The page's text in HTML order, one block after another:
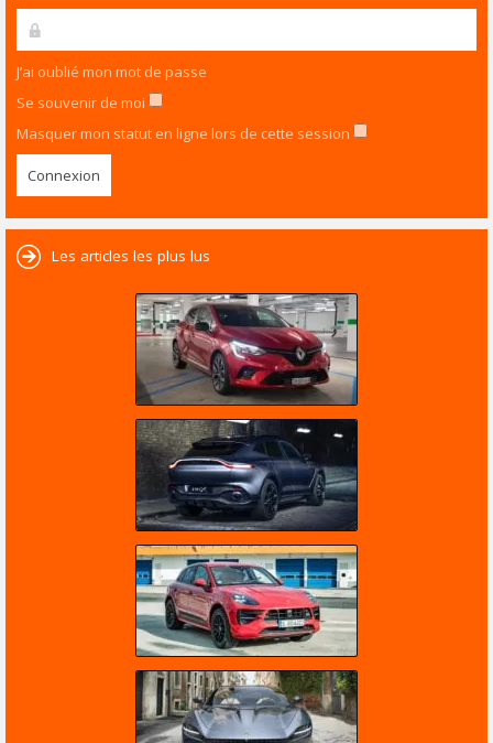
J’ai oublié mon mot de passe
Se souvenir de moi
Masquer mon statut en ligne lors de cette session
Les articles les plus lus